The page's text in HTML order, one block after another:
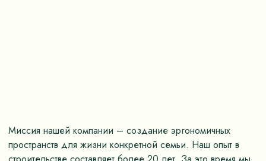
Миссия нашей компании – создание эргономичных
пространств для жизни конкретной семьи. Наш опыт в